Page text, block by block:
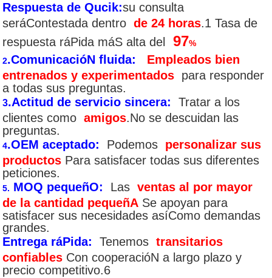
Respuesta de Qucik:su consulta
seráContestada dentro de 24 horas.1 Tasa de
respuesta ráPida máS alta del
97%
2.ComunicacióN fluida:
Empleados bien
entrenados y experimentados para responder
a todas sus preguntas.
3.Actitud de servicio sincera:
Tratar a los
clientes como amigos.No se descuidan las
preguntas.
4.OEM aceptado: Podemos personalizar sus
productos Para satisfacer todas sus diferentes
peticiones.
5. MOQ pequeñO: Las ventas al por mayor
de la cantidad pequeñA Se apoyan para
satisfacer sus necesidades asíComo demandas
grandes.
Entrega ráPida:
Tenemos transitarios
confiables Con cooperacióN a largo plazo y
precio competitivo.6